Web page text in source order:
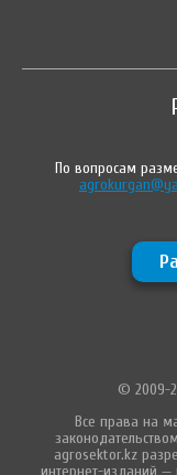
По вопросам
© 2009-
Все права на
agrosektor.kz
интернет-изданий —